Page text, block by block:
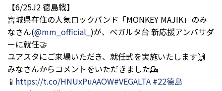
【6/25J2 德島戦】
宮城県在住の人気ロックバンド「MONKEY MAJIK」のみ
なさん(@mm_official_ )が、ベガルタ台 新応援アンバサダ
ーに就任🤝
ユアスタにご来場いただき、就任式を実施いたします🙌
みなさんからコメントをいただきました💁
📱 https://t.co/HNUxPuAAOW#VEGALTA #22德島